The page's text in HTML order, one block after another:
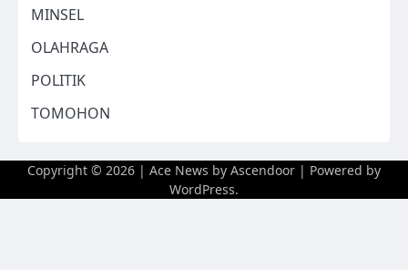
MINSEL
OLAHRAGA
POLITIK
TOMOHON
Copyright © 2026 | Ace News by Ascendoor | Powered by
WordPress.